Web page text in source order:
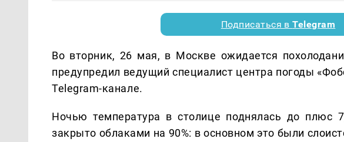
Подписаться вTelegram
Во вторник, 26 мая, в Москве ожидается
предупредил ведущий специалист центра погоды
Telegram-канале.
Ночью температура в столице поднялась до плюс
закрыто облаками на 90%: в основном это были